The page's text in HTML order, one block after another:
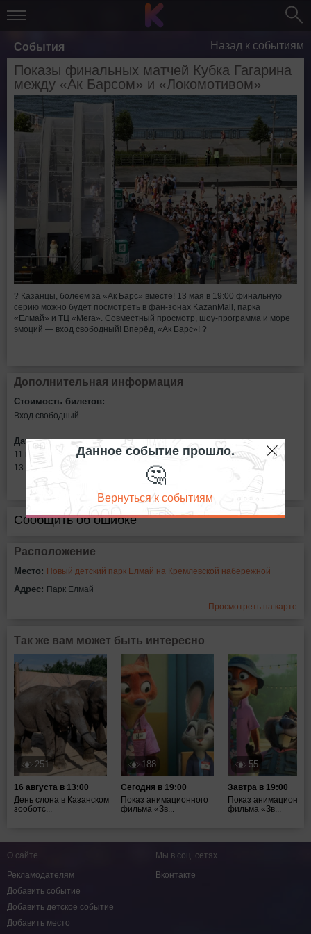
События Назад к событиям
Показы финальных матчей Кубка Гагарина
между «Ак Барсом» и «Локомотивом»
? Казанцы, болеем за «Ак Барс» вместе! 13 мая в 19:00 финальную
серию можно будет посмотреть в фан-зонах KazanMall, парка
«Елмай» и ТЦ «Мега». Совместный просмотр, шоу-программа и море
эмоций — вход свободный! Вперёд, «Ак Барс»! ?
Дополнительная информация
Стоимость билетов:
Вход свободный
Дата:
11 мая в 14:30
13 мая в 19:00
Сообщить об ошибке
Расположение
Место: Новый детский парк Елмай на Кремлёвской набережной
Адрес: Парк Елмай
Просмотреть на карте
Так же вам может быть интересно
251
16 августа в 13:00
День слона в Казанском
зооботс...
188
Сегодня в 19:00
Показ анимационного
фильма «Зв...
55
Завтра в 19:00
Показ
фильма «Зв...
Данное событие прошло.
🤔
Вернуться к событиям
О сайте
Рекламодателям
Добавить событие
Добавить детское событие
Добавить место
Мы в соц. сетях
Вконтакте